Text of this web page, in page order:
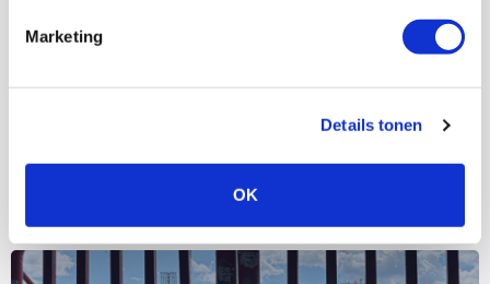
Marketing
Details tonen
OK
Geef Mij Maar Amsterdam